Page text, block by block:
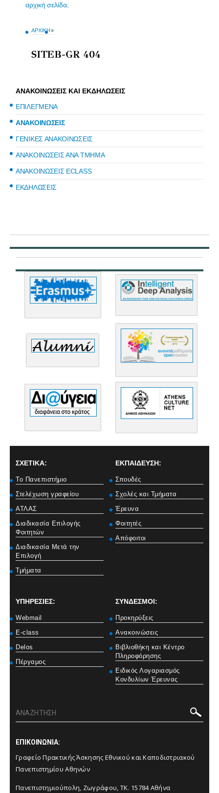
ΑΝΑΚΟΙΝΩΣΕΙΣ ΚΑΙ ΕΚΔΗΛΩΣΕΙΣ
ΕΠΙΛΕΓΜΕΝΑ
ΑΝΑΚΟΙΝΩΣΕΙΣ
ΓΕΝΙΚΕΣ ΑΝΑΚΟΙΝΩΣΕΙΣ
ΑΝΑΚΟΙΝΩΣΕΙΣ ΑΝΑ ΤΜΗΜΑ
ΑΝΑΚΟΙΝΩΣΕΙΣ ECLASS
ΕΚΔΗΛΩΣΕΙΣ
ΣΧΕΤΙΚΑ:
Το Πανεπιστήμιο
Στελέχωση γραφείου
ΑΤΛΑΣ
Διαδικασία Επιλογής
Φοιτητών
Διαδικασία Μετά την
Επιλογή
Τμήματα
ΕΚΠΑΙΔΕΥΣΗ:
Σπουδές
Σχολές και Τμήματα
Έρευνα
Φοιτητές
Απόφοιτοι
ΥΠΗΡΕΣΙΕΣ:
Webmail
E-class
Delos
Πέργαμος
ΣΥΝΔΕΣΜΟΙ:
Προκηρύξεις
Ανακοινώσεις
Βιβλιοθήκη και Κέντρο
Πληροφόρησης
Ειδικός Λογαριασμός
Κονδυλίων Έρευνας
ΕΠΙΚΟΙΝΩΝΙΑ:
Γραφείο Πρακτικής Άσκησης Εθνικού και Καποδιστριακού
Πανεπιστημίου Αθηνών
Πανεπιστημιούπολη, Ζωγράφου, ΤΚ. 15784 Αθήνα